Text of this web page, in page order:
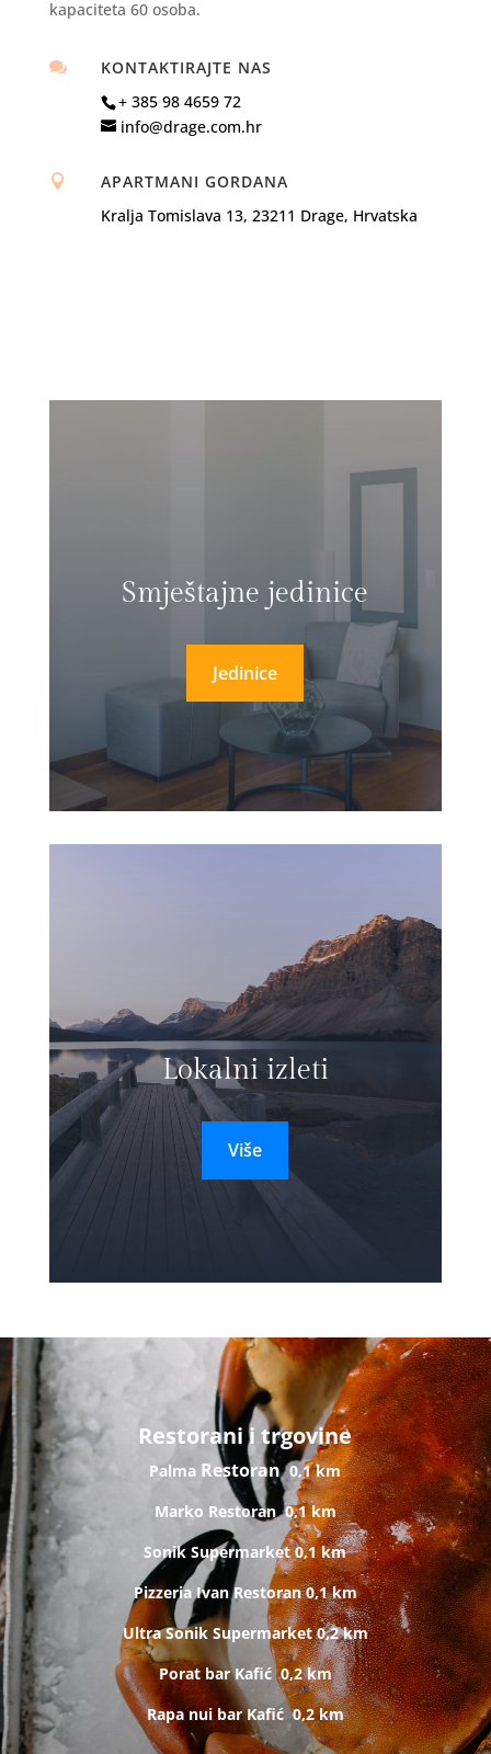
kapaciteta 60 osoba.

KONTAKTIRAJTE NAS
+ 385 98 4659 72
info@drage.com.hr

APARTMANI GORDANA
Kralja Tomislava 13, 23211 Drage, Hrvatska
Smještajne jedinice
Jedinice
Lokalni izleti
Više
Restorani i trgovine
Palma Restoran0,1 km
Marko Restoran0,1 km
SonikSupermarket0,1 km
Pizzeria IvanRestoran0,1 km
Ultra Sonik Supermarket0,2 km
Porat barKafić0,2 km
Rapa nui barKafić0,2 km